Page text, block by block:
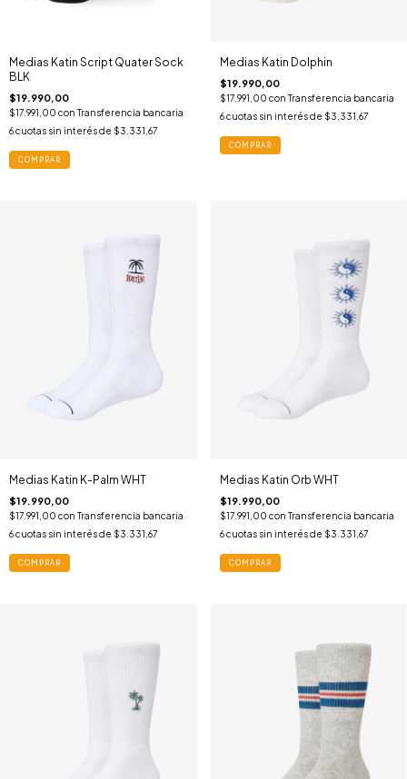
Medias Katin Script Quater Sock
BLK
$19.990,00
$17.991,00 con Transferencia bancaria
6cuotas sin interés de $3.331,67
COMPRAR
Medias Katin Dolphin
$19.990,00
$17.991,00 con Transferencia bancaria
6 cuotas sin interés de $3.331,67
COMPRAR
Medias Katin K-Palm WHT
$19.990,00
$17.991,00 con Transferencia bancaria
6cuotas sin interés de $3.331,67
COMPRAR
Medias Katin Orb WHT
$19.990,00
$17.991,00 con Transferencia bancaria
6 cuotas sin interés de $3.331,67
COMPRAR